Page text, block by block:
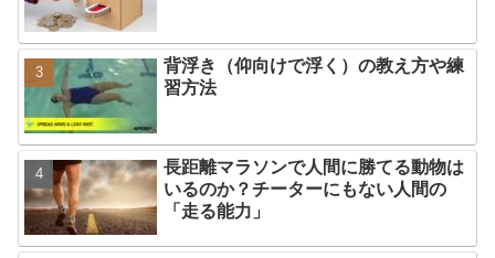
背浮き（仰向けで浮く）の教え方や練
習方法
長距離マラソンで人間に勝てる動物は
いるのか？チーターにもない人間の
「走る能力」